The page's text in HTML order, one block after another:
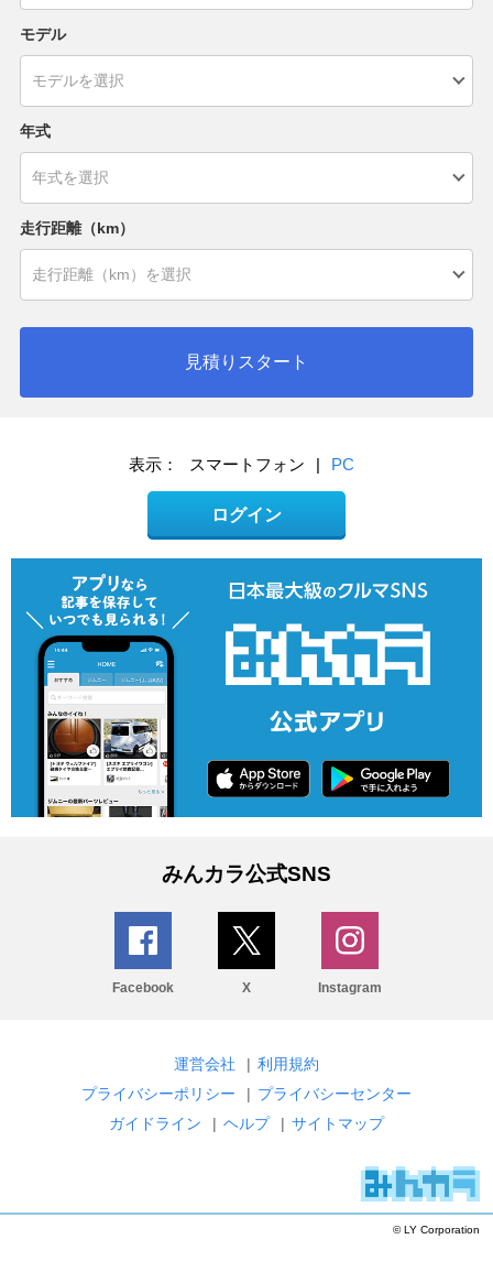
モデル
年式
走行距離（km）
見積りスタート
表示： スマートフォン | PC
ログイン
みんカラ公式SNS
Facebook X Instagram
運営会社 | 利用規約
プライバシーポリシー
| プライバシーセンター
ガイドライン
| ヘルプ | サイトマップ
© LY Corporation